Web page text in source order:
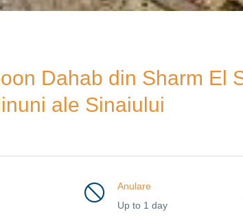
Dahab din Sharm El
ale Sinaiului
Anulare
Up to 1 day